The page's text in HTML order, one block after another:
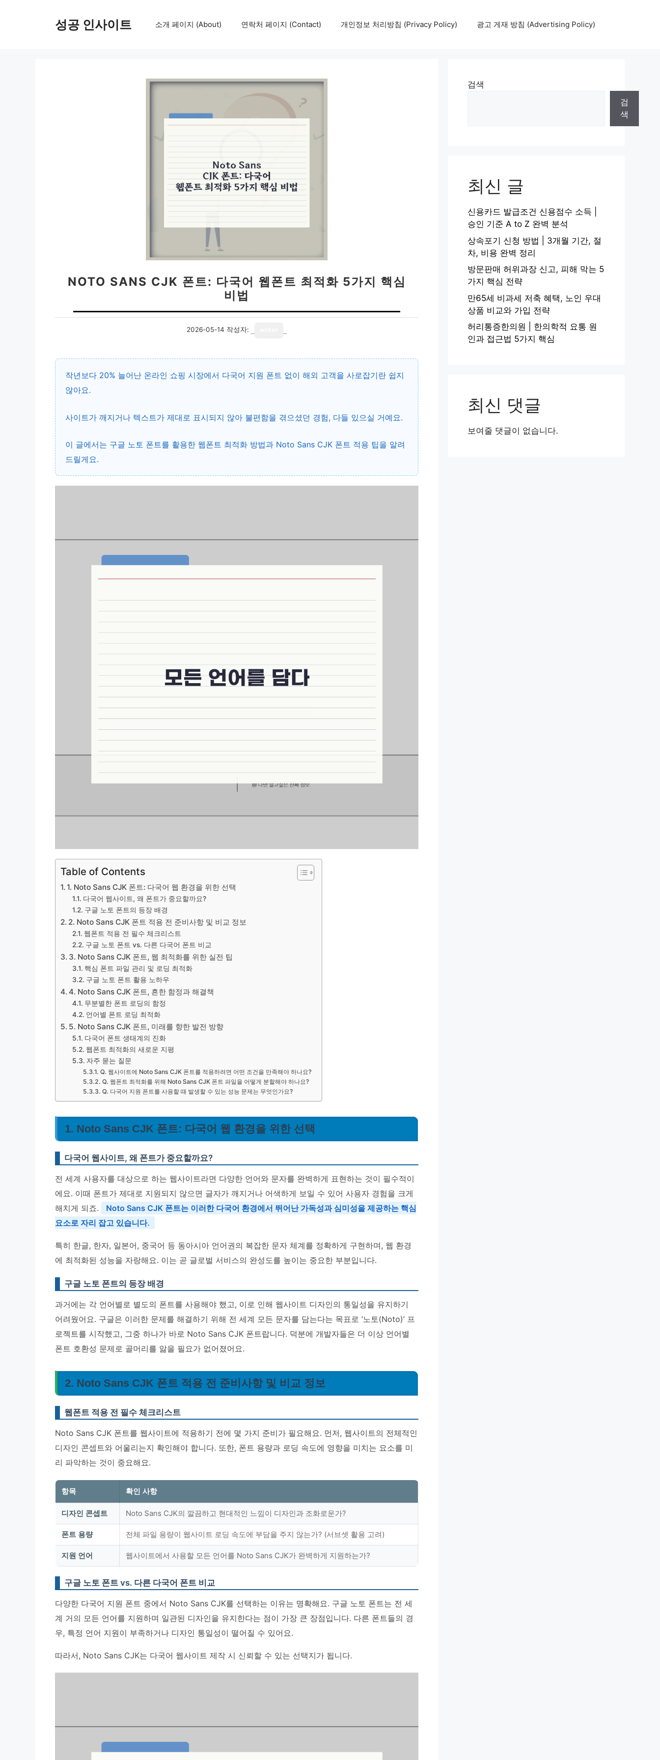
성공 인사이트 소개 페이지 (About) 연락처 페이지 (Contact) 개인정보 처리방침 (Privacy Policy) 광고 게재 방침 (Advertising Policy)
NOTO SANS CJK 폰트: 다국어 웹폰트 최적화 5가지 핵심
비법
2026-05-14 작성자:
작년보다 20% 늘어난 온라인 쇼핑 시장에서 다국어 지원 폰트 없이 해외 고객을 사로잡기란 쉽지
않아요.
사이트가 깨지거나 텍스트가 제대로 표시되지 않아 불편함을 겪으셨던 경험, 다들 있으실 거예요.
이 글에서는 구글 노토 폰트를 활용한 웹폰트 최적화 방법과 Noto Sans CJK 폰트 적용 팁을 알려
드릴게요.
Table of Contents
1. Noto Sans CJK 폰트: 다국어 웹 환경을 위한 선택
다국어 웹사이트, 왜 폰트가 중요할까요?
구글 노토 폰트의 등장 배경
2. Noto Sans CJK 폰트 적용 전 준비사항 및 비교 정보
웹폰트 적용 전 필수 체크리스트
구글 노토 폰트 vs. 다른 다국어 폰트 비교
3. Noto Sans CJK 폰트, 웹 최적화를 위한 실전 팁
핵심 폰트 파일 관리 및 로딩 최적화
구글 노토 폰트 활용 노하우
4. Noto Sans CJK 폰트, 흔한 함정과 해결책
무분별한 폰트 로딩의 함정
언어별 폰트 로딩 최적화
5. Noto Sans CJK 폰트, 미래를 향한 발전 방향
다국어 폰트 생태계의 진화
웹폰트 최적화의 새로운 지평
자주 묻는 질문
Q. 웹사이트에 Noto Sans CJK 폰트를 적용하려면 어떤 조건을 만족해야 하나요?
Q. 웹폰트 최적화를 위해 Noto Sans CJK 폰트 파일을 어떻게 분할해야 하나요?
Q. 다국어 지원 폰트를 사용할 때 발생할 수 있는 성능 문제는 무엇인가요?
1. Noto Sans CJK 폰트: 다국어 웹 환경을 위한 선택
다국어 웹사이트, 왜 폰트가 중요할까요?
전 세계 사용자를 대상으로 하는 웹사이트라면 다양한 언어와 문자를 완벽하게 표현하는 것이 필수적이
에요. 이때 폰트가 제대로 지원되지 않으면 글자가 깨지거나 어색하게 보일 수 있어 사용자 경험을 크게
해치게 되죠.
Noto Sans CJK 폰트는 이러한 다국어 환경에서 뛰어난 가독성과 심미성을 제공하는 핵심
요소로 자리 잡고 있습니다.
특히 한글, 한자, 일본어, 중국어 등 동아시아 언어권의 복잡한 문자 체계를 정확하게 구현하며, 웹 환경
에 최적화된 성능을 자랑해요. 이는 곧 글로벌 서비스의 완성도를 높이는 중요한 부분입니다.
구글 노토 폰트의 등장 배경
과거에는 각 언어별로 별도의 폰트를 사용해야 했고, 이로 인해 웹사이트 디자인의 통일성을 유지하기
어려웠어요. 구글은 이러한 문제를 해결하기 위해 전 세계 모든 문자를 담는다는 목표로 ‘노토(Noto)’ 프
로젝트를 시작했고, 그중 하나가 바로 Noto Sans CJK 폰트랍니다. 덕분에 개발자들은 더 이상 언어별
폰트 호환성 문제로 골머리를 앓을 필요가 없어졌어요.
2. Noto Sans CJK 폰트 적용 전 준비사항 및 비교 정보
웹폰트 적용 전 필수 체크리스트
Noto Sans CJK 폰트를 웹사이트에 적용하기 전에 몇 가지 준비가 필요해요. 먼저, 웹사이트의 전체적인
디자인 콘셉트와 어울리는지 확인해야 합니다. 또한, 폰트 용량과 로딩 속도에 영향을 미치는 요소를 미
리 파악하는 것이 중요해요.
항목 확인 사항
디자인 콘셉트 Noto Sans CJK의 깔끔하고 현대적인 느낌이 디자인과 조화로운가?
폰트 용량 전체 파일 용량이 웹사이트 로딩 속도에 부담을 주지 않는가? (서브셋 활용 고려)
지원 언어 웹사이트에서 사용할 모든 언어를 Noto Sans CJK가 완벽하게 지원하는가?
구글 노토 폰트 vs. 다른 다국어 폰트 비교
다양한 다국어 지원 폰트 중에서 Noto Sans CJK를 선택하는 이유는 명확해요. 구글 노토 폰트는 전 세
계 거의 모든 언어를 지원하며 일관된 디자인을 유지한다는 점이 가장 큰 장점입니다. 다른 폰트들의 경
우, 특정 언어 지원이 부족하거나 디자인 통일성이 떨어질 수 있어요.
따라서, Noto Sans CJK는 다국어 웹사이트 제작 시 신뢰할 수 있는 선택지가 됩니다.
검색
검
색
최신 글
신용카드 발급조건 신용점수 소득 |
승인 기준 A to Z 완벽 분석
상속포기 신청 방법 | 3개월 기간, 절
차, 비용 완벽 정리
방문판매 허위과장 신고, 피해 막는 5
가지 핵심 전략
만65세 비과세 저축 혜택, 노인 우대
상품 비교와 가입 전략
허리통증한의원 | 한의학적 요통 원
인과 접근법 5가지 핵심
최신 댓글
보여줄 댓글이 없습니다.